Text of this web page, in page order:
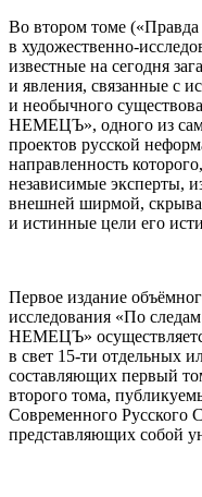
Во втором томе
в художественно-
известные на сегодня
и явления, связанные с
и необычного
НЕМЕЦЪ», одного из
проектов русской
направленность
независимые эксперты,
внешней ширмой,
и истинные цели его
Первое издание
исследования «По
НЕМЕЦЪ»
в свет 15-ти отдельных
составляющих первый
второго тома,
Современного Русского
представляющих собой